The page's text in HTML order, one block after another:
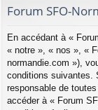
s
Forum SFO-
En accédant à «
« notre », « nos », «
normandie.com »),
conditions suivantes.
responsable de
accéder à « Forum